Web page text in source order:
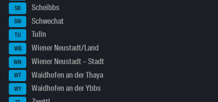
SB Scheibbs
SW Schwechat
TU Tulln
WB Wiener Neustadt/Land
WN Wiener Neustadt – Stadt
WT Waidhofen an der Thaya
WY Waidhofen an der Ybbs